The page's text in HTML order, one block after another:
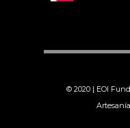
© 2020 | EOI